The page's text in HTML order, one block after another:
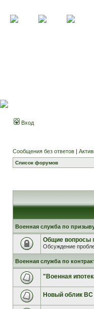
Вход
Сообщения без ответов |
Список форумов
Военная служба по
Общие вопросы
Обсуждение
Военная служба по
"Военная
Новый облик